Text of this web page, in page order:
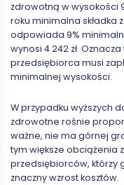
zdrowotną w wysokości
roku minimalna składka
odpowiada 9%
wynosi 4 242 zł.
przedsiębiorca musi
minimalnej wysokości.
W przypadku wyższych
zdrowotne rośnie
ważne, nie ma górnej
tym większe obciążenia
przedsiębiorców, którzy
znaczny wzrost kosztów.